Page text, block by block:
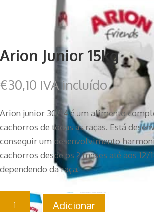
Arion Junior 15kg
€30,10 IVA incluído
Arion junior 30/14 é um alimento
cachorros de todas as raças. Está
conseguir um desenvolvimento
cachorros desde os 2 meses até aos 12/
dependendo da raça.
Quantidade
Adicionar